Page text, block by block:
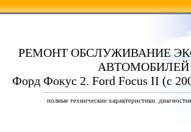
РЕМОНТ ОБСЛУЖИВАНИЕ
АВТОМОБИЛЕЙ
Форд Фокус 2. Ford Focus II (с
полные технические характеристики.